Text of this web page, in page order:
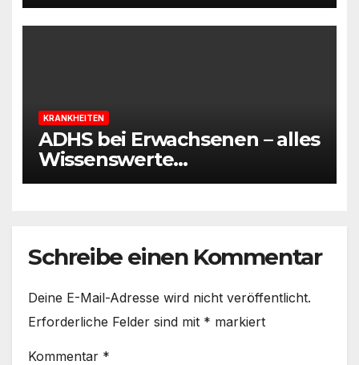
regulieren
KRANKHEITEN
ADHS bei Erwachsenen – alles
Wissenswerte
zusammengefasst
Schreibe einen Kommentar
Deine E-Mail-Adresse wird nicht veröffentlicht.
Erforderliche Felder sind mit * markiert
Kommentar *